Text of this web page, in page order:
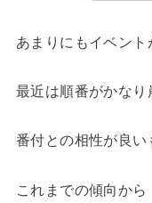
あまりにもイベント
最近は順番がかな
番付との相性が良い
これまでの傾向から